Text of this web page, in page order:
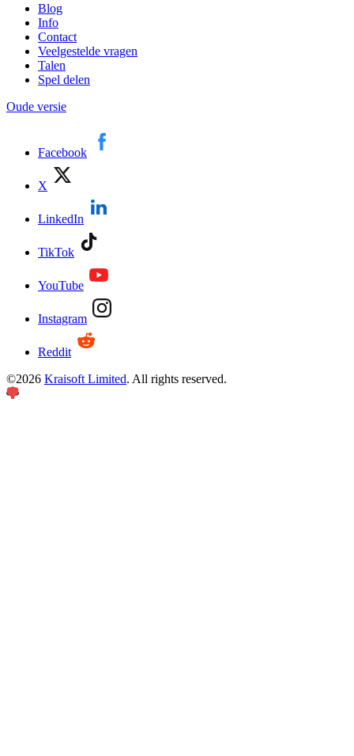
Blog
Info
Contact
Veelgestelde vragen
Talen
Spel delen
Oude versie
Facebook
X
LinkedIn
TikTok
YouTube
Instagram
Reddit
©2026 Kraisoft Limited. All rights reserved.